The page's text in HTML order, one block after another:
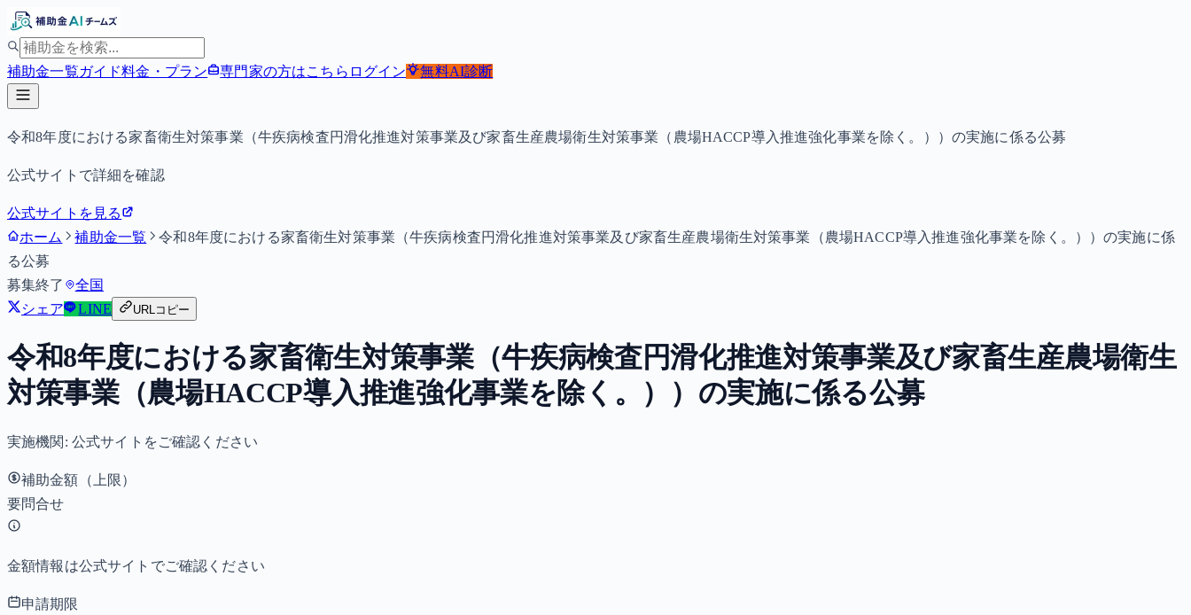
補助金一覧ガイド料金・プラン 専門家の方はこちら ログイン 無料AI診断
令和8年度における家畜衛生対策事業（牛疾病検査円滑化推進対策事業及び家畜生産農場衛生対策事業（農場HACCP導入推進強化事業を除く。））の実施に係る公募
公式サイトで詳細を確認
公式サイトを見る
ホーム
補助金一覧
令和8年度における家畜衛生対策事業（牛疾病検査円滑化推進対策事業及び家畜生産農場衛生対策事業（農場HACCP導入推進強化事業を除く。））の実施に係
る公募
募集終了
全国
シェア
LINE URLコピー
令和8年度における家畜衛生対策事業（牛疾病検査円滑化推進対策事業及び家畜生産農場衛生
対策事業（農場HACCP導入推進強化事業を除く。））の実施に係る公募
実施機関: 公式サイトをご確認ください
補助金額（上限）
要問合せ
金額情報は公式サイトでご確認ください
申請期限